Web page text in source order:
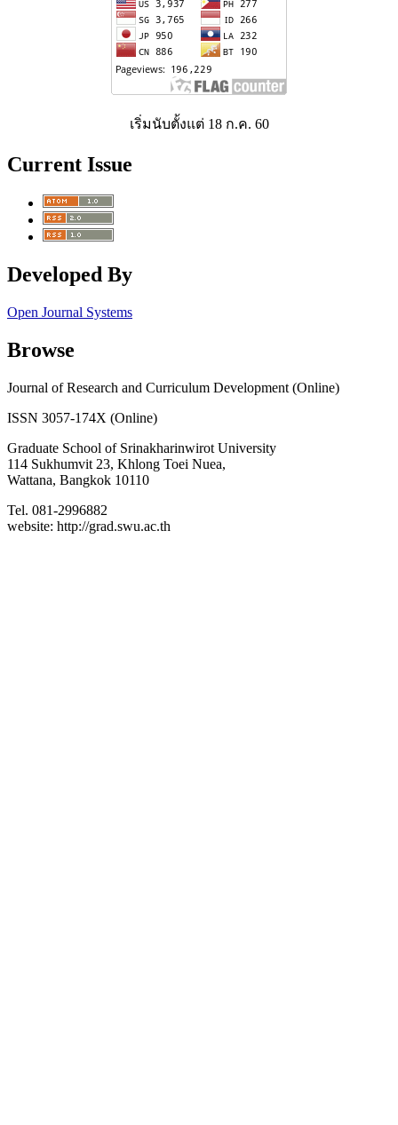
เริ่มนับตั้งแต่ 18 ก.ค. 60
Current Issue
Developed By
Open Journal Systems
Browse
Journal of Research and Curriculum Development (Online)
ISSN 3057-174X (Online)
Graduate School of Srinakharinwirot University
114 Sukhumvit 23, Khlong Toei Nuea,
Wattana, Bangkok 10110
Tel. 081-2996882
website: http://grad.swu.ac.th